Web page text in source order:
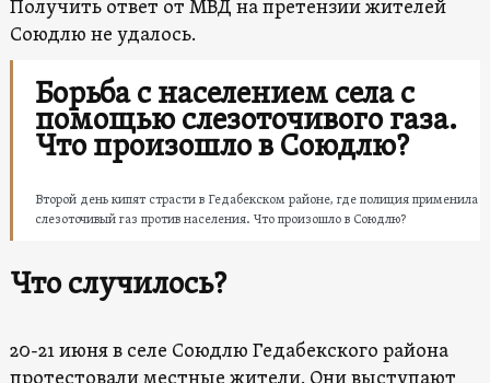
Получить ответ от МВД на претензии жителей
Союдлю не удалось.
Борьба с населением села с
помощью слезоточивого газа.
Что произошло в Союдлю?
Второй день кипят страсти в Гедабекском районе, где полиция применила
слезоточивый газ против населения. Что произошло в Союдлю?
Что случилось?
20-21 июня в селе Союдлю Гедабекского района